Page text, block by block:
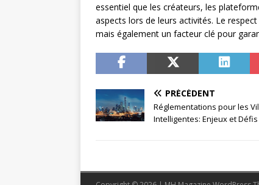
essentiel que les créateurs, les
aspects lors de leurs activités. Le
mais également un facteur clé pour
PRÉCÉDENT
Réglementations pour les
Intelligentes: Enjeux et Défis